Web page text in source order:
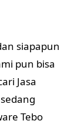
siapapun
pun bisa
Jasa
Tebo